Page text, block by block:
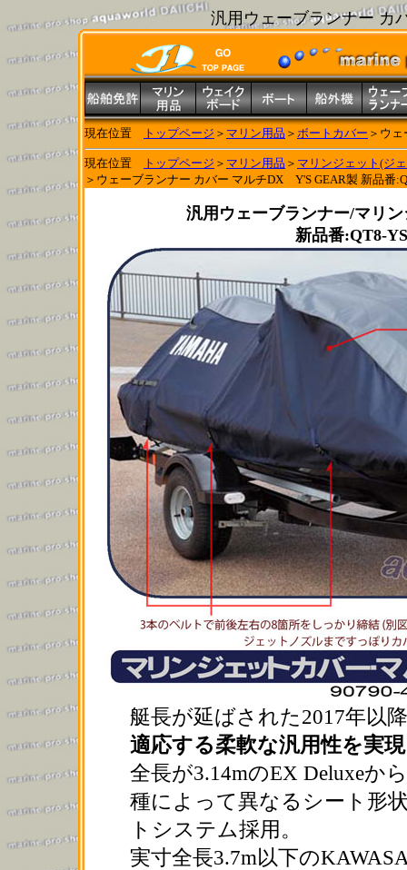
汎用ウェーブランナー カ
現在位置 トップページ ＞ マリン用品 ＞ ボートカバー ＞ウ
現在位置 トップページ ＞ マリン用品 ＞ マリンジェット(ジ
＞ウェーブランナー カバー マルチDX Y'S GEAR製 新品番
汎用ウェーブランナー/マリ
新品番:QT8-
艇長が延ばされた2017年以
適応する柔軟な汎用性を実現
全長が3.14mのEX Deluxeか
種によって異なるシート形
トシステム採用。
実寸全長3.7m以下の